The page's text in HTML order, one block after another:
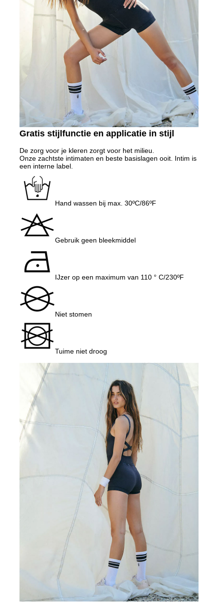
Gratis stijlfunctie en applicatie in stijl
De zorg voor je kleren zorgt voor het milieu.
Onze zachtste intimaten en beste basislagen ooit. Intim is
een interne label.
Hand wassen bij max. 30ºC/86ºF
Gebruik geen bleekmiddel
IJzer op een maximum van 110 ° C/230ºF
Niet stomen
Tuime niet droog